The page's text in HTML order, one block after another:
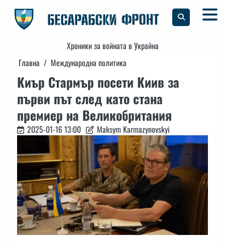
content
Хроники за войната в Украйна
Главна
Международна политика
Киър Стармър посети Киив за
първи път след като стана
премиер на Великобритания
2025-01-16 13:00 Maksym Karmazynovskyi